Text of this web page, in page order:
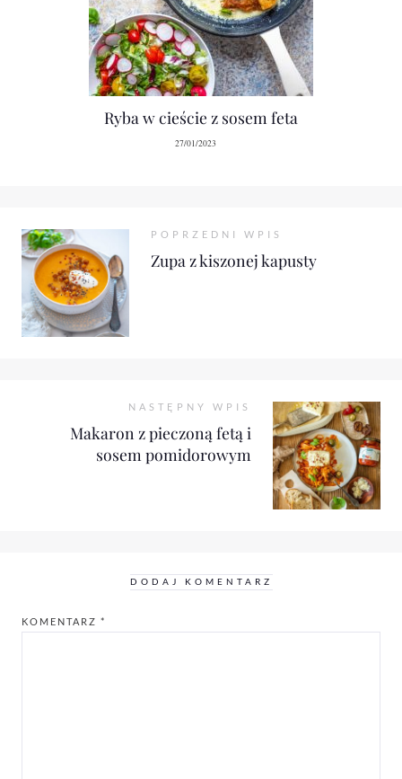
Ryba w cieście z sosem feta
27/01/2023
POPRZEDNI WPIS
Zupa z kiszonej kapusty
NASTĘPNY WPIS
Makaron z pieczoną fetą i
sosem pomidorowym
DODAJ KOMENTARZ
KOMENTARZ *